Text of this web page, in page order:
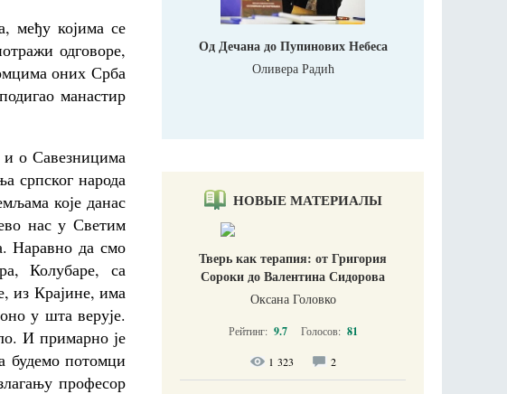
међу којима се
одговоре,
оних Срба
манастир
и о Савезницима
српског народа
које данас
нас у Светим
Наравно да смо
Колубаре, са
из Крајине, има
у шта верује.
И примарно је
будемо потомци
професор
Од Дечана до Пупинових Небеса
Оливера Радић
НОВЫЕ МАТЕРИАЛЫ
Тверь как терапия: от Григория
Сороки до Валентина Сидорова
Оксана Головко
Рейтинг: 9.7 Голосов: 81
1 323 2